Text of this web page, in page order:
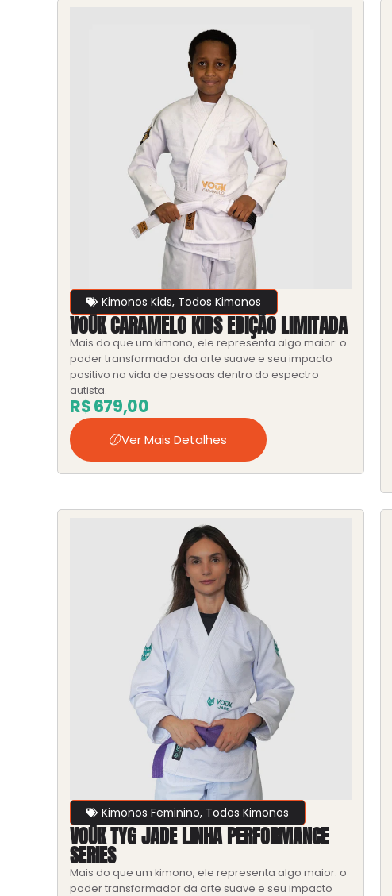
Kimonos Kids, Todos Kimonos
VOŪK CARAMELO KIDS EDIÇÃO LIMITADA
Mais do que um kimono, ele representa algo maior: o
poder transformador da arte suave e seu impacto
positivo na vida de pessoas dentro do espectro
autista.
R$679,00
Ver Mais Detalhes
Kimonos Feminino, Todos Kimonos
VOŪK TYG JADE LINHA PERFORMANCE
SERIES
Mais do que um kimono, ele representa algo maior: o
poder transformador da arte suave e seu impacto